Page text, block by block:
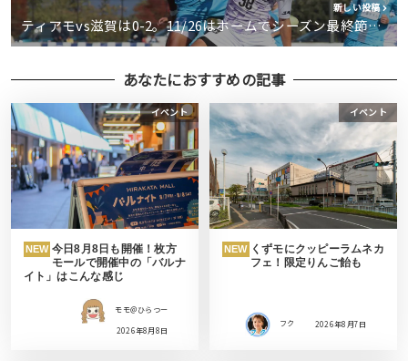
新しい投稿
ティアモvs滋賀は0-2。11/26はホームでシーズン最終節…
あなたにおすすめの記事
イベント
NEW 今日8月8日も開催！枚方
モールで開催中の「バルナ
イト」はこんな感じ
モモ＠ひらつー
2026年8月8日
イベント
NEW くずモにクッピーラムネカ
フェ！限定りんご飴も
フク 2026年8月7日